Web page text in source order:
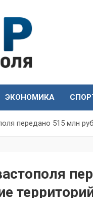
ЭКОНОМИКА
передано 515 млн